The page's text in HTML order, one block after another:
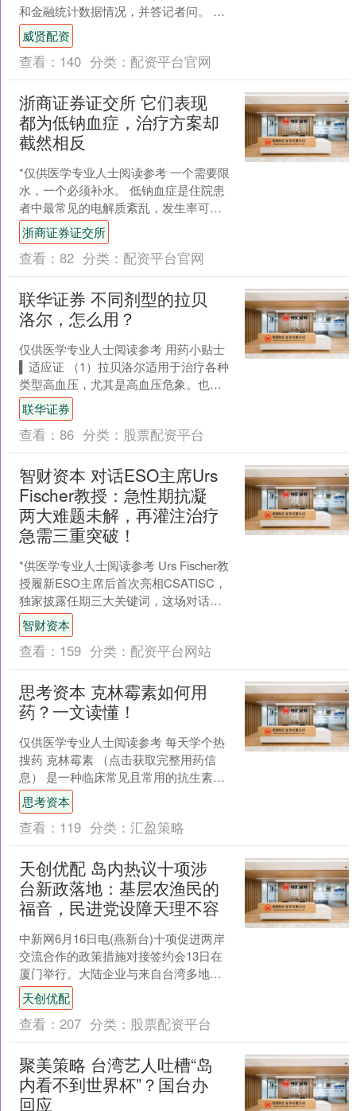
和金融统计数据情况，并答记者问。 会
上，央行有关负责人介绍，熊猫债券是
外国政府、国际....
威贤配资
查看： 140 分类： 配资平台官网
浙商证券证交所 它们表现
都为低钠血症，治疗方案却
截然相反
*仅供医学专业人士阅读参考 一个需要限
水，一个必须补水。 低钠血症是住院患
者中最常见的电解质紊乱，发生率可高
达35%。然而，在内分泌科、ICU、神经
科乃至急诊科....
浙商证券证交所
查看： 82 分类： 配资平台官网
联华证券 不同剂型的拉贝
洛尔，怎么用？
仅供医学专业人士阅读参考 用药小贴士
▍适应证 （1）拉贝洛尔适用于治疗各种
类型高血压，尤其是高血压危象。也适
用于伴有的高血压及伴有心绞痛或心衰
史的高血压。 （....
联华证券
查看： 86 分类： 股票配资平台
智财资本 对话ESO主席Urs
Fischer教授：急性期抗凝
两大难题未解，再灌注治疗
急需三重突破！
*供医学专业人士阅读参考 Urs Fischer教
授履新ESO主席后首次亮相CSATISC，
独家披露任期三大关键词，这场对话为
何值得关注？ z 撰文：医学界会议....
智财资本
查看： 159 分类： 配资平台网站
思考资本 克林霉素如何用
药？一文读懂！
仅供医学专业人士阅读参考 每天学个热
搜药 克林霉素 （点击获取完整用药信
息） 是一种临床常见且常用的抗生素，
可通过与细菌核糖体50S亚基结合从而抑
制细菌蛋白质的....
思考资本
查看： 119 分类： 汇盈策略
天创优配 岛内热议十项涉
台新政落地：基层农渔民的
福音，民进党设障天理不容
中新网6月16日电(燕新台)十项促进两岸
交流合作的政策措施对接签约会13日在
厦门举行。大陆企业与来自台湾多地的
企业和商协会进行签约，采购台湾台
东、云林、南投等县....
天创优配
查看： 207 分类： 股票配资平台
聚美策略 台湾艺人吐槽“岛
内看不到世界杯”？国台办
回应